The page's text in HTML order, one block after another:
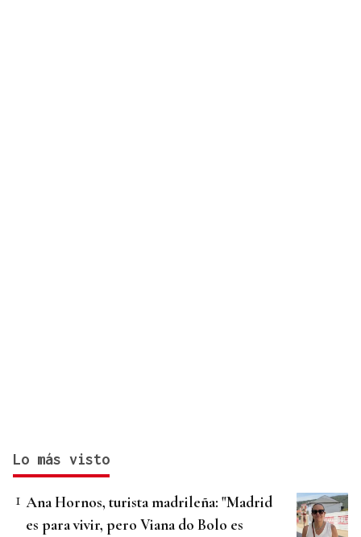
Lo más visto
Ana Hornos, turista madrileña: "Madrid
es para vivir, pero Viana do Bolo es